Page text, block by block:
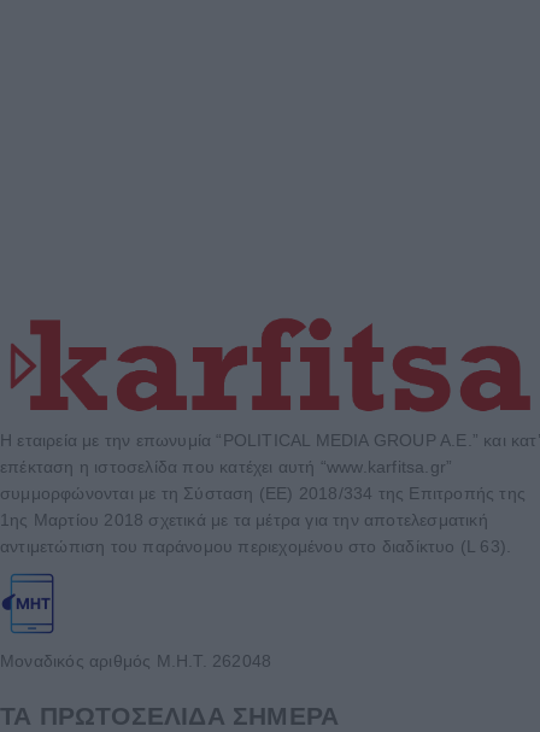
Η εταιρεία με την επωνυμία “POLITICAL MEDIA GROUP A.E.” και κατ’
επέκταση η ιστοσελίδα που κατέχει αυτή “www.karfitsa.gr”
συμμορφώνονται με τη Σύσταση (ΕΕ) 2018/334 της Επιτροπής της
1ης Μαρτίου 2018 σχετικά με τα μέτρα για την αποτελεσματική
αντιμετώπιση του παράνομου περιεχομένου στο διαδίκτυο (L 63).
Μοναδικός αριθμός Μ.Η.Τ. 262048
ΤΑ ΠΡΩΤΟΣΕΛΙΔΑ ΣΗΜΕΡΑ